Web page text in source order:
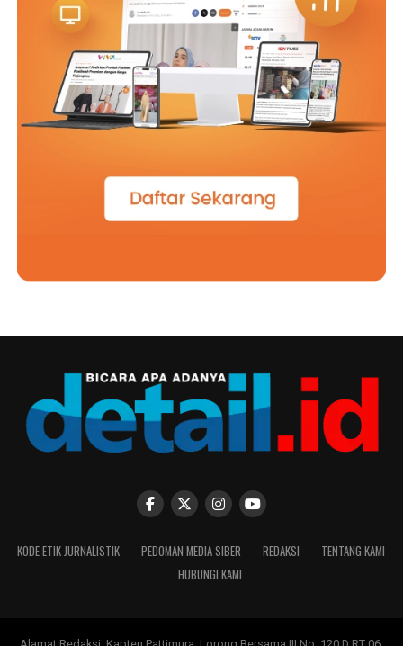
KODE ETIK JURNALISTIK PEDOMAN MEDIA SIBER REDAKSI
TENTANG KAMI
HUBUNGI KAMI